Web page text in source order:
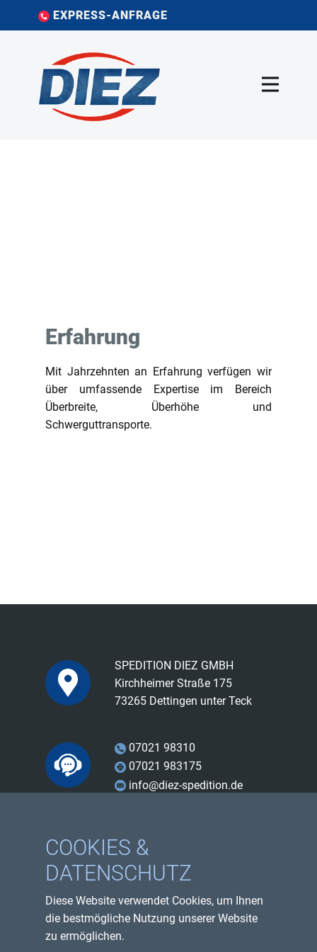
EXPRESS-ANFRAGE
Erfahrung
Mit Jahrzehnten an Erfahrung verfügen wir
über umfassende Expertise im Bereich
Überbreite, Überhöhe und
Schwerguttransporte.
SPEDITION DIEZ GMBH
Kirchheimer Straße 175
73265 Dettingen unter Teck
07021 98310
07021 983175
info@diez-spedition.de
Instagram
Youtube
Impressum
Datenschutzerklärung
COOKIES &
DATENSCHUTZ
Diese Website verwendet Cookies, um Ihnen
die bestmögliche Nutzung unserer Website
zu ermöglichen.